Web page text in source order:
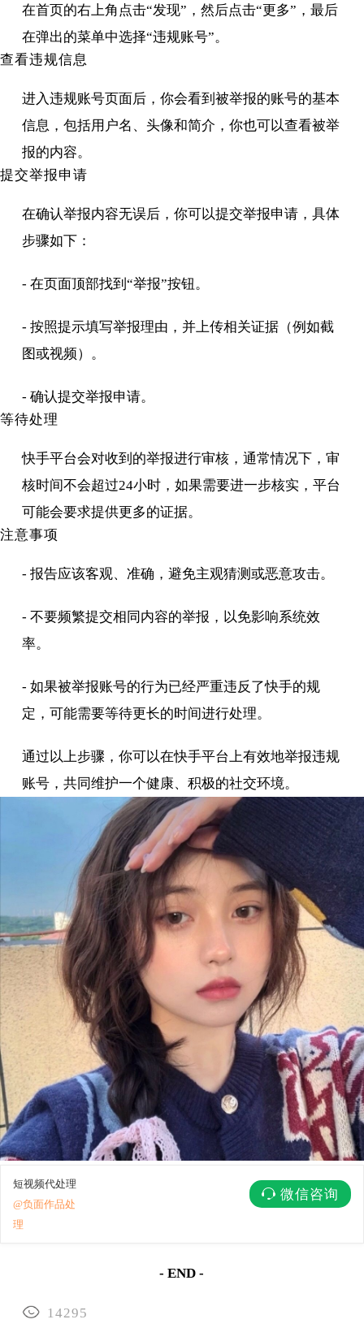
在首页的右上角点击“发现”，然后点击“更多”，最后
在弹出的菜单中选择“违规账号”。
查看违规信息
进入违规账号页面后，你会看到被举报的账号的基本
信息，包括用户名、头像和简介，你也可以查看被举
报的内容。
提交举报申请
在确认举报内容无误后，你可以提交举报申请，具体
步骤如下：
- 在页面顶部找到“举报”按钮。
- 按照提示填写举报理由，并上传相关证据（例如截
图或视频）。
- 确认提交举报申请。
等待处理
快手平台会对收到的举报进行审核，通常情况下，审
核时间不会超过24小时，如果需要进一步核实，平台
可能会要求提供更多的证据。
注意事项
- 报告应该客观、准确，避免主观猜测或恶意攻击。
- 不要频繁提交相同内容的举报，以免影响系统效
率。
- 如果被举报账号的行为已经严重违反了快手的规
定，可能需要等待更长的时间进行处理。
通过以上步骤，你可以在快手平台上有效地举报违规
账号，共同维护一个健康、积极的社交环境。
短视频代处理
@负面作品处
理
微信咨询
- END -
14295